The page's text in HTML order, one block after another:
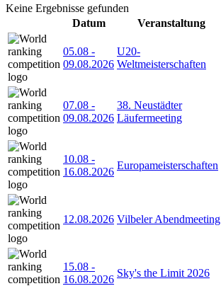
Keine Ergebnisse gefunden
Datum
Veranstaltung
05.08 -
09.08.2026
U20-
Weltmeisterschaften
07.08 -
09.08.2026
38. Neustädter
Läufermeeting
10.08 -
16.08.2026
Europameisterschaften
12.08.2026 Vilbeler Abendmeeting
15.08 -
16.08.2026
Sky's the Limit 2026